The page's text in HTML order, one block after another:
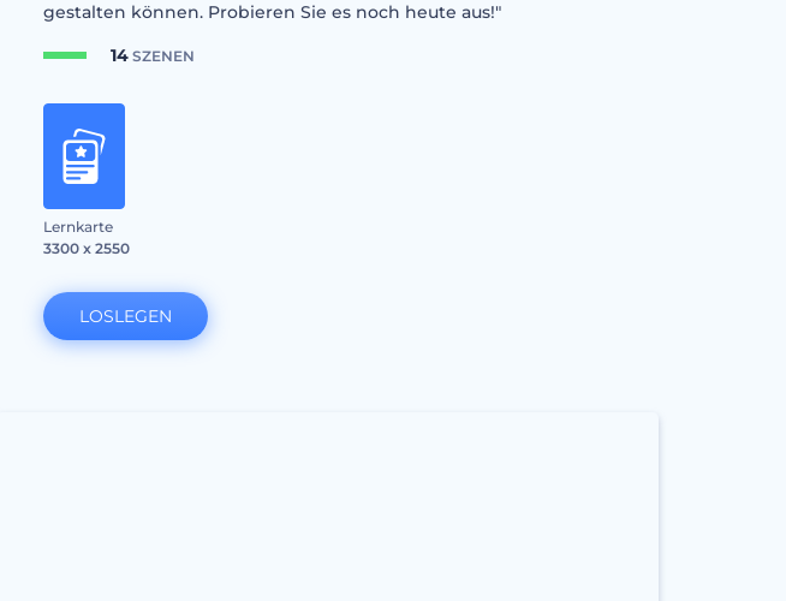
gestalten können. Probieren Sie es noch heute aus!"
14SZENEN
Lernkarte
3300 x 2550
LOSLEGEN